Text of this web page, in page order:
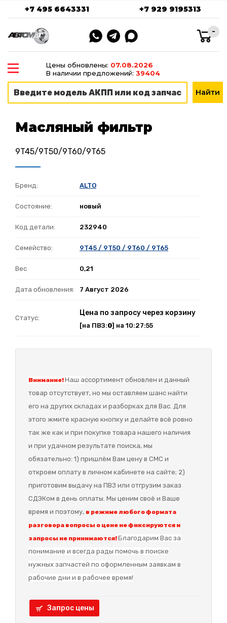
+7 495 6643331 +7 929 9195313
-
Цены обновлены: 07.08.2026
В наличии предложений: 39404
Масляный фильтр
9T45/9T50/9T60/9T65
Бренд: ALTO
Состояние: новый
Код детали: 232940
Семейство: 9T45 / 9T50 / 9T60 / 9T65
Вес 0,21
Дата обновления: 7 Август 2026
Статус:
Цена по запросу через корзину
[на ПВЗ:0] на 10:27:55
Внимание!Наш ассортимент обновлен и данный
товар отсутствует, но мы оставляем шанс найти
его на других складах и разборках для Вас. Для
этого жмите красную кнопку и делайте всё ровно
так же как и при покупке товара нашего наличия
и при удачном результате поиска, мы
обязательно: 1) пришлём Вам цену в СМС и
откроем оплату в личном кабинете на сайте; 2)
приготовим выдачу на ПВЗ или отгрузим заказ
СДЭКом в день оплаты. Мы ценим своё и Ваше
время и поэтому, в режиме любого формата
разговора вопросы о цене не фиксируются и
запросы не принимаются!Благодарим Вас за
понимание и всегда рады помочь в поиске
нужных запчастей по оформленным заявкам в
рабочие дни и в рабочее время!
Запрос цены